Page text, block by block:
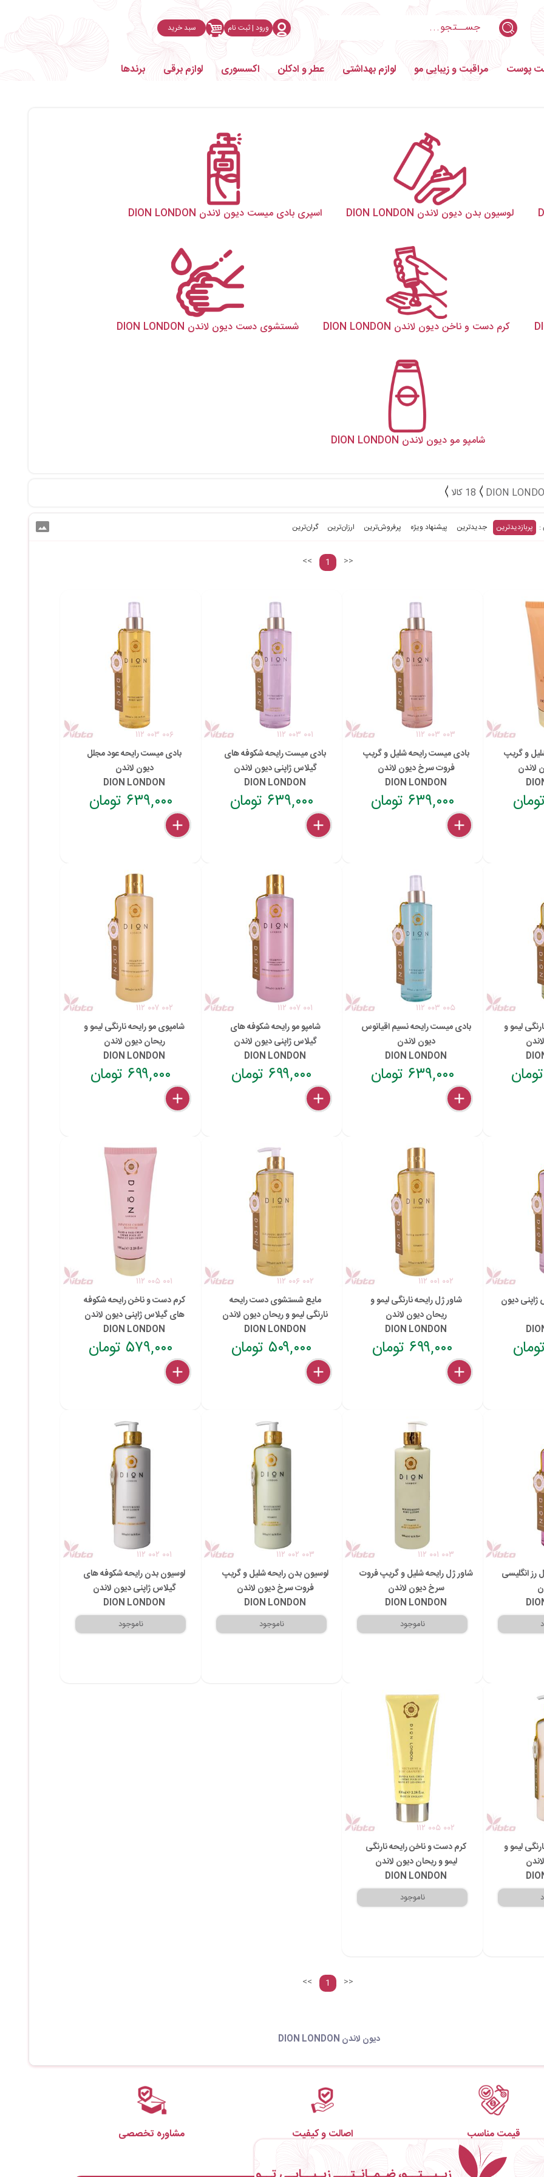
ورود | ثبت نام سبد خرید
پوست مراقبت و زیبایی مو لوازم بهداشتی عطر و ادکلن اکسسوری لوازم برقی برندها
لوسیون بدن دیون لاندن DION LONDON اسپری بادی میست دیون لاندن DION LONDON
کرم دست و ناخن دیون لاندن DION LONDON شستشوی دست دیون لاندن DION LONDON
شامپو مو دیون لاندن DION LONDON
18 کالا
photo_size_select_actual پربازدیدترین جدیدترین پیشنهاد ویژه پرفروش‌ترین‌ ارزان‌ترین گران‌ترین
<< 1 >>
و گریپ
لاندن
۱۱۲ ۰۰۳ ۰۰۳
بادی میست رایحه شلیل و گریپ
فروت سرخ دیون لاندن
DION LONDON
۶۳۹,۰۰۰ تومان
delete
remove
add
۱۱۲ ۰۰۳ ۰۰۱
بادی میست رایحه شکوفه های
گیلاس ژاپنی دیون لاندن
DION LONDON
۶۳۹,۰۰۰ تومان
delete
remove
add
۱۱۲ ۰۰۳ ۰۰۶
بادی میست رایحه عود مجلل
دیون لاندن
DION LONDON
۶۳۹,۰۰۰ تومان
delete
remove
add
لیمو و
۱۱۲ ۰۰۳ ۰۰۵
بادی میست رایحه نسیم اقیانوس
دیون لاندن
DION LONDON
۶۳۹,۰۰۰ تومان
delete
remove
add
۱۱۲ ۰۰۷ ۰۰۱
شامپو مو رایحه شکوفه های
گیلاس ژاپنی دیون لاندن
DION LONDON
۶۹۹,۰۰۰ تومان
delete
remove
add
۱۱۲ ۰۰۷ ۰۰۲
شامپوی مو رایحه نارنگی لیمو و
ریحان دیون لاندن
DION LONDON
۶۹۹,۰۰۰ تومان
delete
remove
add
ژاپنی دیون
۱۱۲ ۰۰۱ ۰۰۲
شاور ژل رایحه نارنگی لیمو و
ریحان دیون لاندن
DION LONDON
۶۹۹,۰۰۰ تومان
delete
remove
add
۱۱۲ ۰۰۶ ۰۰۲
مایع شستشوی دست رایحه
نارنگی لیمو و ریحان دیون لاندن
DION LONDON
۵۰۹,۰۰۰ تومان
delete
remove
add
۱۱۲ ۰۰۵ ۰۰۱
کرم دست و ناخن رایحه شکوفه
های گیلاس ژاپنی دیون لاندن
DION LONDON
۵۷۹,۰۰۰ تومان
delete
remove
add
انگلیسی
۱۱۲ ۰۰۱ ۰۰۳
شاور ژل رایحه شلیل و گریپ فروت
سرخ دیون لاندن
DION LONDON
۱۱۲ ۰۰۲ ۰۰۳
لوسیون بدن رایحه شلیل و گریپ
فروت سرخ دیون لاندن
DION LONDON
۱۱۲ ۰۰۲ ۰۰۱
لوسیون بدن رایحه شکوفه های
گیلاس ژاپنی دیون لاندن
DION LONDON
لیمو و
۱۱۲ ۰۰۵ ۰۰۲
کرم دست و ناخن رایحه نارنگی
لیمو و ریحان دیون لاندن
DION LONDON
<< 1 >>
دیون لاندن DION LONDON
قیمت مناسب اصالت و کیفیت مشاوره تخصصی